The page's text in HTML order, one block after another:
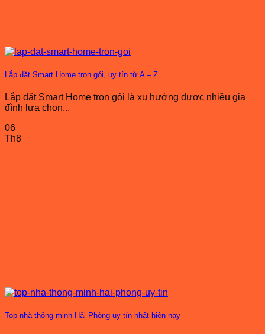
Lắp đặt Smart Home trọn gói, uy tín từ A – Z
Lắp đặt Smart Home trọn gói là xu hướng được nhiều gia
đình lựa chọn...
06
Th8
Top nhà thông minh Hải Phòng uy tín nhất hiện nay